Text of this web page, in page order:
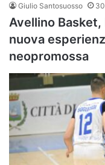
Giulio Santosuosso
Avellino Basket,
nuova
neopromossa